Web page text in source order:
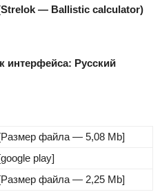
— Ballistic calculator)
интерфейса: Русский
файла — 5,08 Mb]
play]
файла — 2,25 Mb]